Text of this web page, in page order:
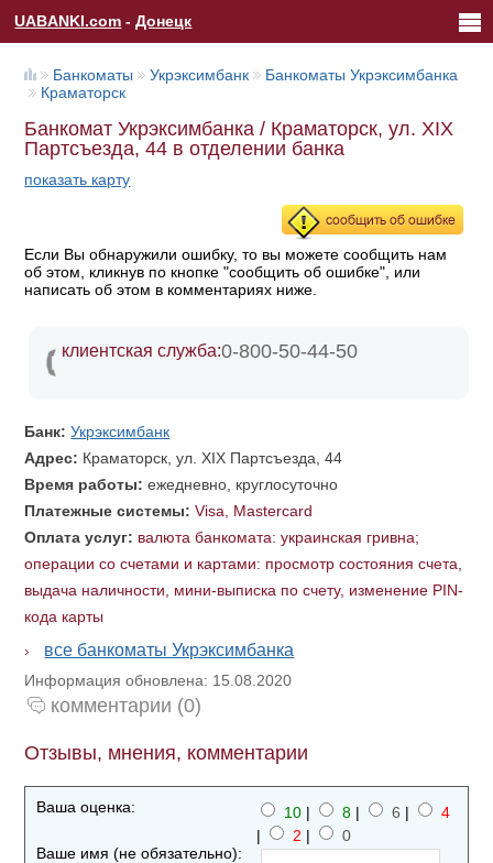
UABANKI.com -Донецк
Банкоматы Укрэксимбанк
Банкоматы Укрэксимбанка
Краматорск
Банкомат Укрэксимбанка / Краматорск, ул. ХIХ
Партсъезда, 44 в отделении банка
показать карту
Если Вы обнаружили ошибку, то вы можете сообщить нам
об этом, кликнув по кнопке "сообщить об ошибке", или
написать об этом в комментариях ниже.
клиентская служба:0-800-50-44-50
Банк:Укрэксимбанк
Адрес: Краматорск, ул. ХIХ Партсъезда, 44
Время работы:ежедневно, круглосуточно
Платежные системы:Visa, Mastercard
Оплата услуг: валюта банкомата: украинская гривна;
операции со счетами и картами: просмотр состояния счета,
выдача наличности, мини-выписка по счету, изменение PIN-
кода карты
все банкоматы Укрэксимбанка
Информация обновлена: 15.08.2020
комментарии (0)
Отзывы, мнения, комментарии
Ваша оценка: 10 | 8 | 6 |
4
|
2 |
0
Ваше имя (не обязательно):